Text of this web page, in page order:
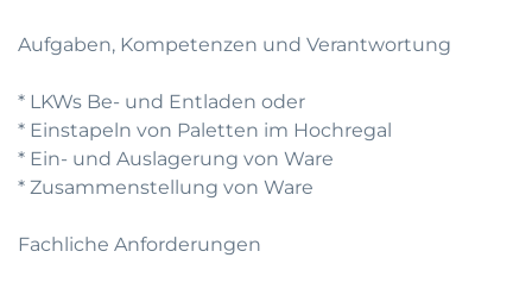
Aufgaben, Kompetenzen und Verantwortung
* LKWs Be- und Entladen oder
* Einstapeln von Paletten im Hochregal
* Ein- und Auslagerung von Ware
* Zusammenstellung von Ware
Fachliche Anforderungen